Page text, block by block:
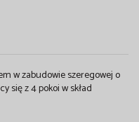
w zabudowie szeregowej o
się z 4 pokoi w skład